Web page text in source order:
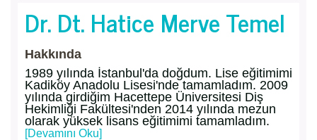
Dr. Dt. Hatice Merve Temel
Hakkında
1989 yılında İstanbul'da doğdum. Lise eğitimimi
Kadiköy Anadolu Lisesi'nde tamamladım. 2009
yılında girdiğim Hacettepe Üniversitesi Diş
Hekimliği Fakültesi'nden 2014 yılında mezun
olarak yüksek lisans eğitimimi tamamladım.
[Devamını Oku]